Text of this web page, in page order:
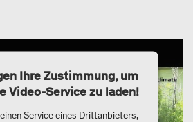
Ihre Zustimmung, um
Video-Service zu laden!
Service eines Drittanbieters,